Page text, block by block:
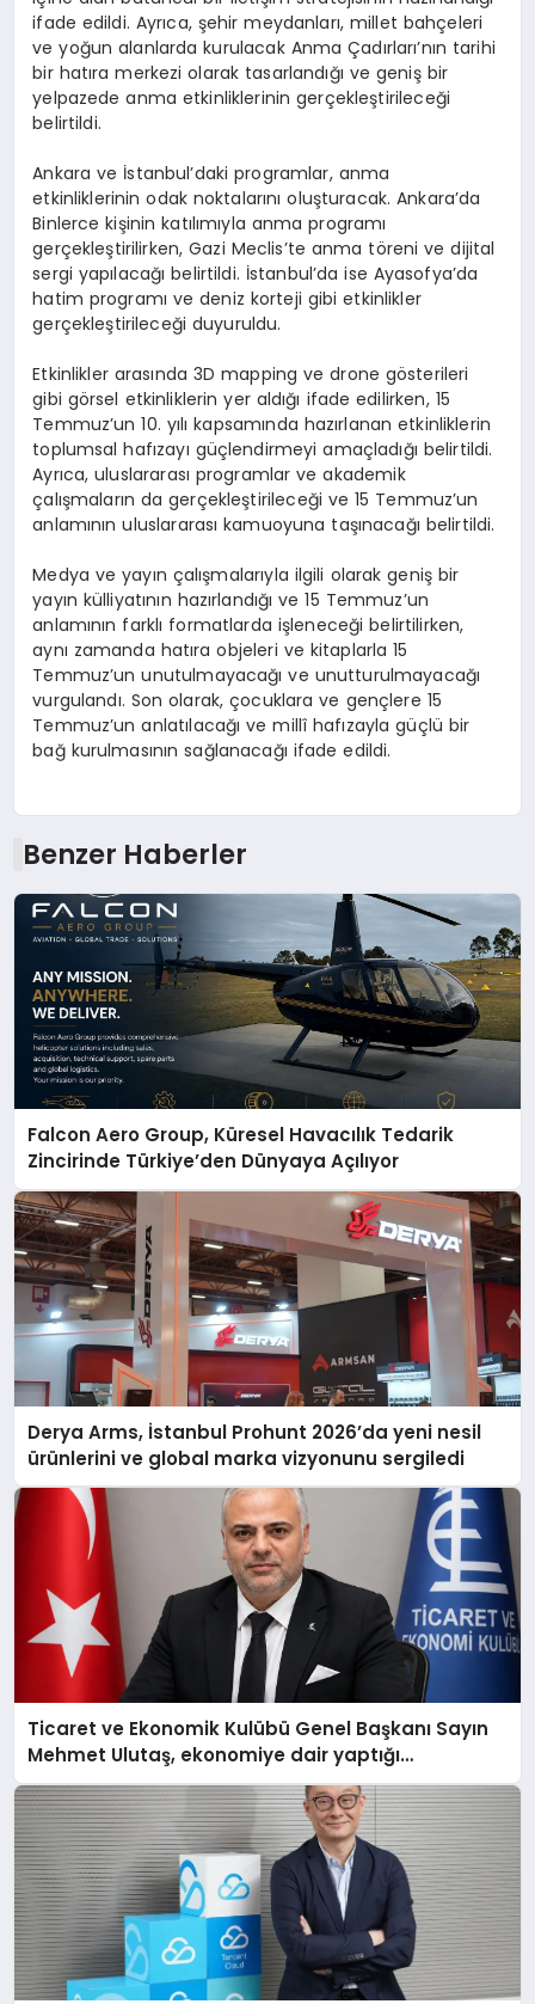
ifade edildi. Ayrıca, şehir meydanları, millet bahçeleri
ve yoğun alanlarda kurulacak Anma Çadırları’nın tarihi
bir hatıra merkezi olarak tasarlandığı ve geniş bir
yelpazede anma etkinliklerinin gerçekleştirileceği
belirtildi.
Ankara ve İstanbul’daki programlar, anma
etkinliklerinin odak noktalarını oluşturacak. Ankara’da
Binlerce kişinin katılımıyla anma programı
gerçekleştirilirken, Gazi Meclis’te anma töreni ve dijital
sergi yapılacağı belirtildi. İstanbul’da ise Ayasofya’da
hatim programı ve deniz korteji gibi etkinlikler
gerçekleştirileceği duyuruldu.
Etkinlikler arasında 3D mapping ve drone gösterileri
gibi görsel etkinliklerin yer aldığı ifade edilirken, 15
Temmuz’un 10. yılı kapsamında hazırlanan etkinliklerin
toplumsal hafızayı güçlendirmeyi amaçladığı belirtildi.
Ayrıca, uluslararası programlar ve akademik
çalışmaların da gerçekleştirileceği ve 15 Temmuz’un
anlamının uluslararası kamuoyuna taşınacağı belirtildi.
Medya ve yayın çalışmalarıyla ilgili olarak geniş bir
yayın külliyatının hazırlandığı ve 15 Temmuz’un
anlamının farklı formatlarda işleneceği belirtilirken,
aynı zamanda hatıra objeleri ve kitaplarla 15
Temmuz’un unutulmayacağı ve unutturulmayacağı
vurgulandı. Son olarak, çocuklara ve gençlere 15
Temmuz’un anlatılacağı ve millî hafızayla güçlü bir
bağ kurulmasının sağlanacağı ifade edildi.
Benzer Haberler
Falcon Aero Group, Küresel Havacılık Tedarik
Zincirinde Türkiye’den Dünyaya Açılıyor
Derya Arms, İstanbul Prohunt 2026’da yeni nesil
ürünlerini ve global marka vizyonunu sergiledi
Ticaret ve Ekonomik Kulübü Genel Başkanı Sayın
Mehmet Ulutaş, ekonomiye dair yaptığı
açıklamada şunları kaydetti: